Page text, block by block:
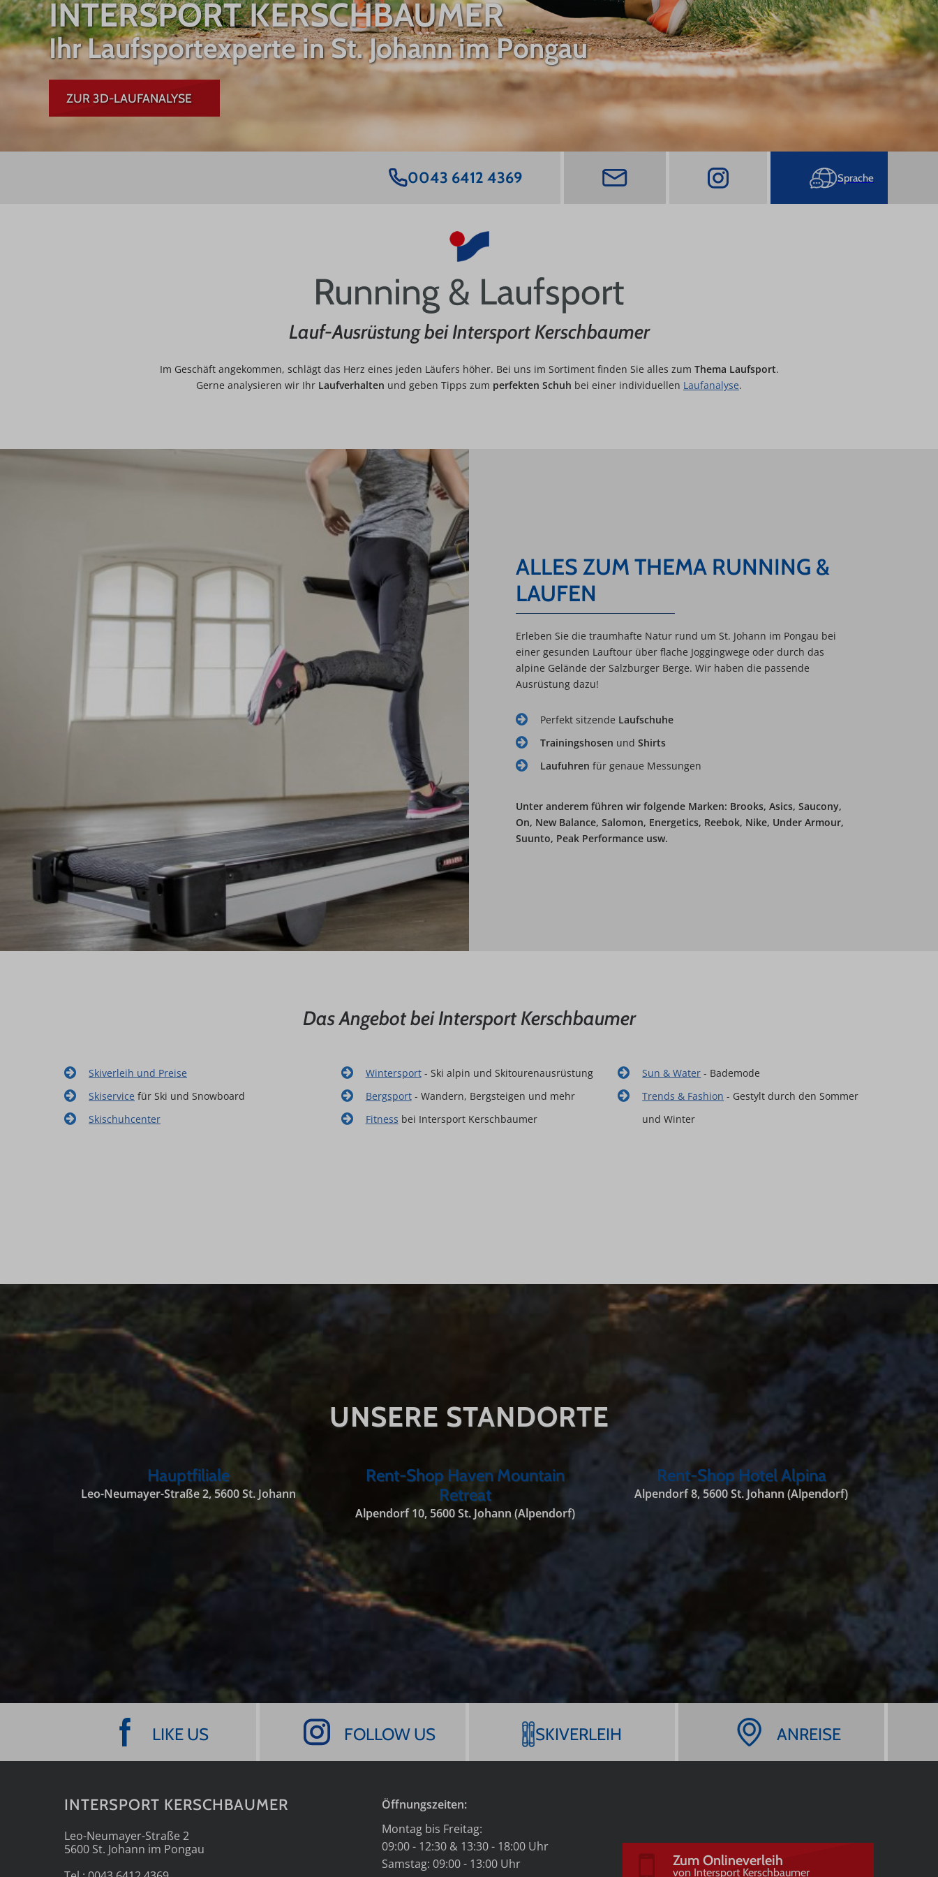
FAQ
INTERSPORT KERSCHBAUMER
Ihr Laufsportexperte in St. Johann im Pongau
ZUR 3D-LAUFANALYSE
0043 6412 4369
Running & Laufsport
Lauf-Ausrüstung bei Intersport Kerschbaumer
Im Geschäft angekommen, schlägt das Herz eines jeden Läufers höher. Bei uns im Sortiment finden Sie alles zum Thema Laufsport.
Gerne analysieren wir Ihr Laufverhalten und geben Tipps zum perfekten Schuh bei einer individuellen Laufanalyse.
ALLES ZUM THEMA RUNNING &
LAUFEN
Erleben Sie die traumhafte Natur rund um St. Johann im Pongau bei
einer gesunden Lauftour über flache Joggingwege oder durch das
alpine Gelände der Salzburger Berge. Wir haben die passende
Ausrüstung dazu!
Perfekt sitzende Laufschuhe
Trainingshosen und Shirts
Laufuhren für genaue Messungen
Unter anderem führen wir folgende Marken: Brooks, Asics, Saucony,
On, New Balance, Salomon, Energetics, Reebok, Nike, Under Armour,
Suunto, Peak Performance usw.
Das Angebot bei Intersport Kerschbaumer
Skiverleih und Preise
Skiservice für Ski und Snowboard
Skischuhcenter
Wintersport- Ski alpin und Skitourenausrüstung
Bergsport- Wandern, Bergsteigen und mehr
Fitness bei Intersport Kerschbaumer
Sun & Water - Bademode
Trends & Fashion - Gestylt durch den Sommer
und Winter
UNSERE STANDORTE
Hauptfiliale
Leo-Neumayer-Straße 2, 5600 St. Johann
Rent-Shop Haven Mountain
Retreat
Alpendorf 10, 5600 St. Johann (Alpendorf)
Rent-Shop Hotel Alpina
Alpendorf 8, 5600 St. Johann (Alpendorf)
LIKE US FOLLOW US SKIVERLEIH ANREISE
INTERSPORT KERSCHBAUMER
Leo-Neumayer-Straße 2
5600 St. Johann im Pongau
Öffnungszeiten:
Montag bis Freitag:
09:00 - 12:30 & 13:30 - 18:00 Uhr
Samstag: 09:00 - 13:00 Uhr
Zum Onlineverleih
von Intersport Kerschbaumer